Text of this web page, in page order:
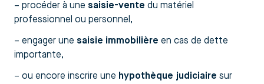
– procéder à une saisie-vente du matériel
professionnel ou personnel,
– engager une saisie immobilière en cas de dette
importante,
– ou encore inscrire une hypothèque judiciaire sur